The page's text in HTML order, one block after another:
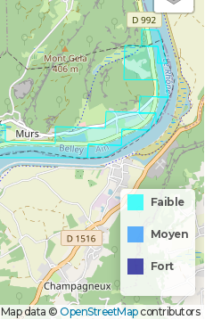
Faible
Moyen
Fort
Map data © OpenStreetMapcontributors